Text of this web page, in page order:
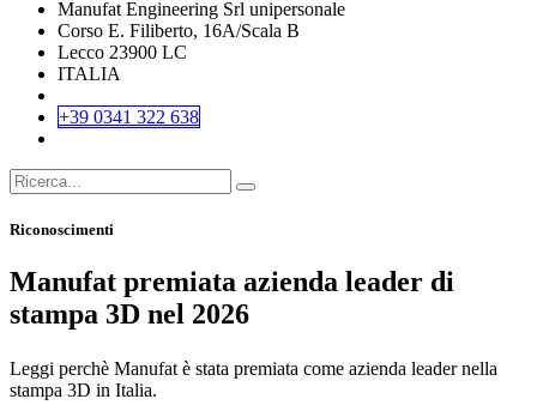
Manufat Engineering Srl unipersonale
Corso E. Filiberto, 16A/Scala B
Lecco 23900 LC
ITALIA
+39 0341 322 638
Riconoscimenti
Manufat premiata azienda leader di
stampa 3D nel 2026
Leggi perchè Manufat è stata premiata come azienda leader nella
stampa 3D in Italia.